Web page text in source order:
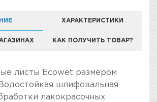
ХАРАКТЕРИСТИКИ
КАК ПОЛУЧИТЬ ТОВАР?
листы Ecowet размером
шлифовальная
лакокрасочных